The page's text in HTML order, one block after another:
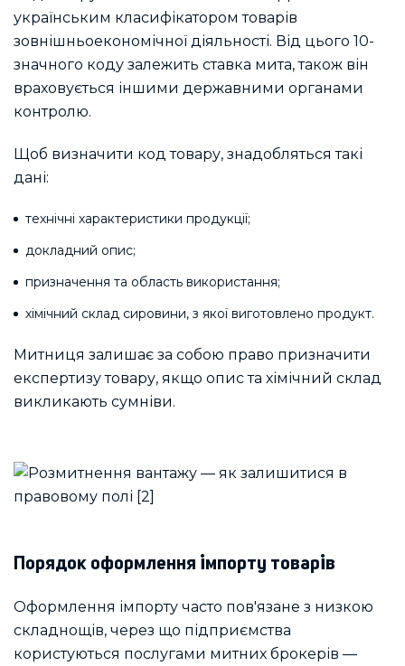
українським класифікатором товарів
зовнішньоекономічної діяльності. Від цього 10-
значного коду залежить ставка мита, також він
враховується іншими державними органами
контролю.
Щоб визначити код товару, знадобляться такі
дані:
технічні характеристики продукції;
докладний опис;
призначення та область використання;
хімічний склад сировини, з якої виготовлено продукт.
Митниця залишає за собою право призначити
експертизу товару, якщо опис та хімічний склад
викликають сумніви.
Порядок оформлення імпорту товарів
Оформлення імпорту часто пов'язане з низкою
складнощів, через що підприємства
користуються послугами митних брокерів —